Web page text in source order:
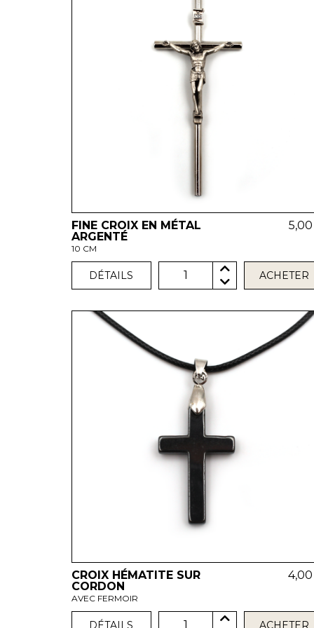
FINE CROIX EN MÉTAL
ARGENTÉ
10 CM
DÉTAILS 1 ACHETER
CROIX HÉMATITE SUR
CORDON
AVEC FERMOIR
DÉTAILS 1 ACHETER